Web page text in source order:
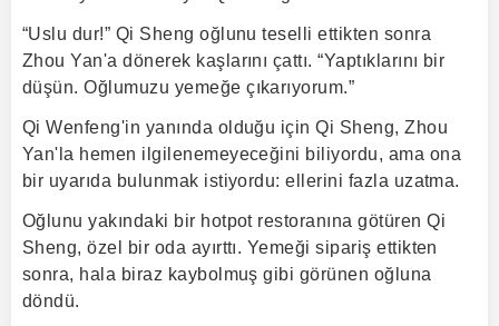
“Uslu dur!” Qi Sheng oğlunu teselli ettikten sonra
Zhou Yan'a dönerek kaşlarını çattı. “Yaptıklarını bir
düşün. Oğlumuzu yemeğe çıkarıyorum.”
Qi Wenfeng'in yanında olduğu için Qi Sheng, Zhou
Yan'la hemen ilgilenemeyeceğini biliyordu, ama ona
bir uyarıda bulunmak istiyordu: ellerini fazla uzatma.
Oğlunu yakındaki bir hotpot restoranına götüren Qi
Sheng, özel bir oda ayırttı. Yemeği sipariş ettikten
sonra, hala biraz kaybolmuş gibi görünen oğluna
döndü.